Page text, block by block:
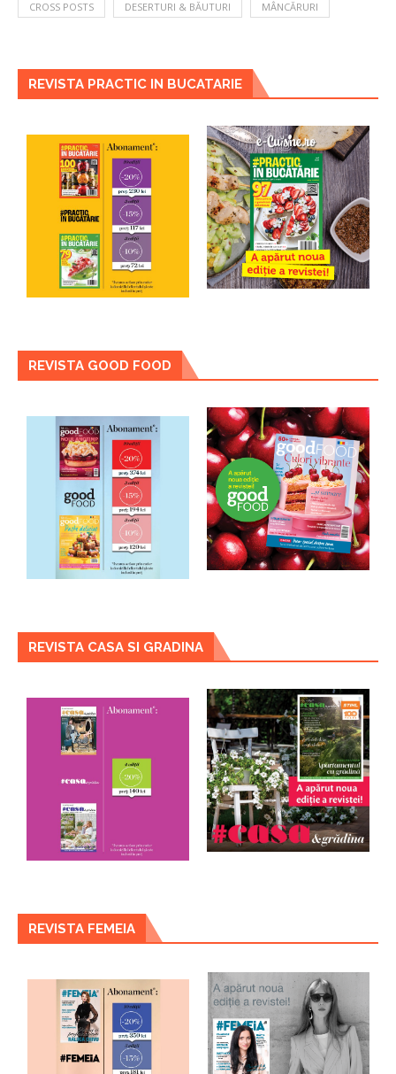
CROSS POSTS DESERTURI & BĂUTURI MÂNCĂRURI
REVISTA PRACTIC IN BUCATARIE
REVISTA GOOD FOOD
REVISTA CASA SI GRADINA
REVISTA FEMEIA